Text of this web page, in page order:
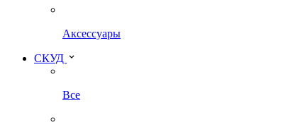
Аксессуары
СКУД
Все